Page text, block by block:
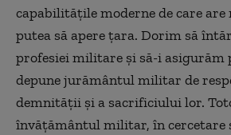
capabilităţile moderne de care are
putea să apere ţara. Dorim să
profesiei militare şi să-i asigurăm
depune jurământul militar de
demnităţii şi a sacrificiului lor.
învăţământul militar, în cercetare